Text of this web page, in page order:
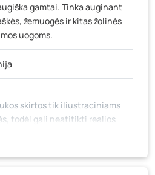
gamtai. Tinka auginant
žemuogės ir kitas žolinės
uogoms.
skirtos tik iliustraciniams
todėl gali neatitikti realios
komplektacijos, spalvos ar
pobūdžio, jame nebūtinai